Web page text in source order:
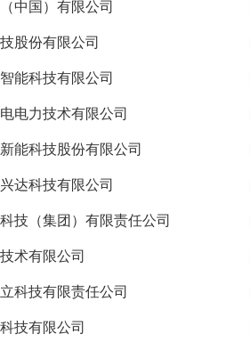
中国）有限公司
股份有限公司
能科技有限公司
电力技术有限公司
能科技股份有限公司
达科技有限公司
技（集团）有限责任公司
术有限公司
科技有限责任公司
技有限公司